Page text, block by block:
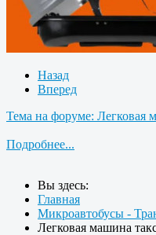
Назад
Вперед
Тема на форуме: Легковая
Подробнее...
Вы здесь:
Главная
Микроавтобусы -
Легковая машина